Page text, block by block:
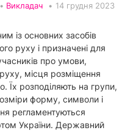
Викладач • 14 грудня 2023
із основних засобів
руху і призначені для
про умови,
місця розміщення
Їх розподіляють на групи,
форму, символи і
регламентуються
України. Державний